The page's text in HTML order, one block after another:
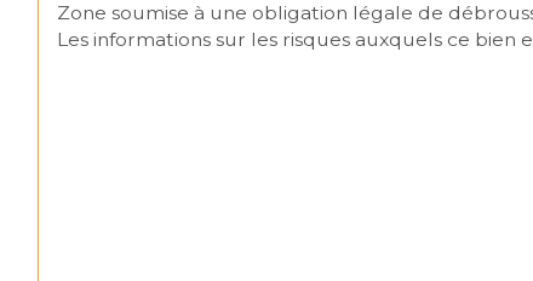
Zone soumise à une obligation légale de
Les informations sur les risques auxquels ce bien